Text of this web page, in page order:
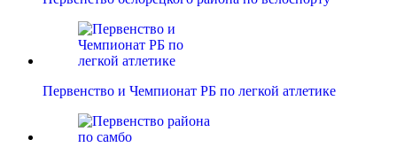
Первенство и Чемпионат РБ по легкой атлетике